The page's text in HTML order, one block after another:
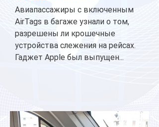
Авиапассажиры с включенным
AirTags в багаже узнали о том,
разрешены ли крошечные
устройства слежения на рейсах.
Гаджет Apple был выпущен...